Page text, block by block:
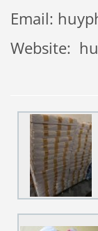
Email:
Website: